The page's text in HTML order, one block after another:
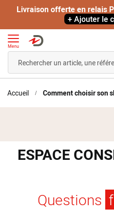
Livraison offerte en relais
+ Ajouter le
Menu
Accueil Comment choisir son
ESPACE
Questions